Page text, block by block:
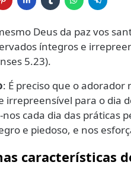
Deus da paz vos
íntegros e
5.23).
: É preciso que o
irrepreensível para o dia
cada dia das práticas
e piedoso, e nos
características